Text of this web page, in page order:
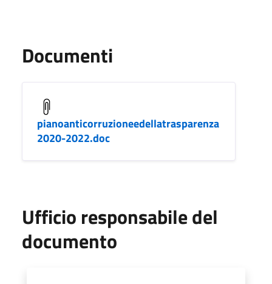
Documenti
pianoanticorruzioneedellatrasparenza
2020-2022.doc
Ufficio responsabile del
documento